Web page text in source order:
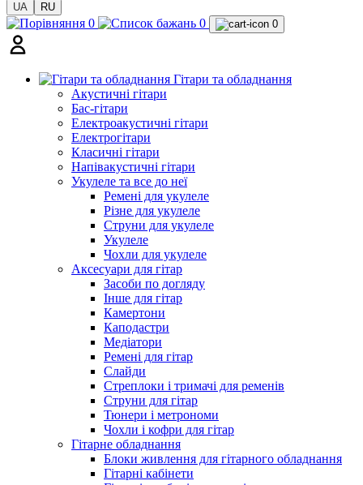
UA RU
0 0 0
Гітари та обладнання
Акустичні гітари
Бас-гітари
Електроакустичні гітари
Електрогітари
Класичні гітари
Напівакустичні гітари
Укулеле та все до неї
Ремені для укулеле
Різне для укулеле
Струни для укулеле
Укулеле
Чохли для укулеле
Аксесуари для гітар
Засоби по догляду
Інше для гітар
Камертони
Каподастри
Медіатори
Ремені для гітар
Слайди
Стреплоки і тримачі для ременів
Струни для гітар
Тюнери і метрономи
Чохли і кофри для гітар
Гітарне обладнання
Блоки живлення для гітарного обладнання
Гітарні кабінети